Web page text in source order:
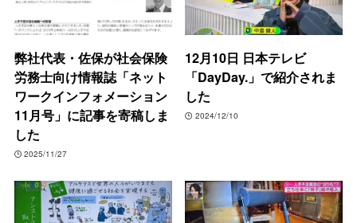
弊社代表・佐保が社会保険
労務士向け情報誌「ネット
ワークインフォメーション
11月号」に記事を寄稿しま
した
2025/11/27
12月10日 日本テレビ
「DayDay.」で紹介されま
した
2024/12/10